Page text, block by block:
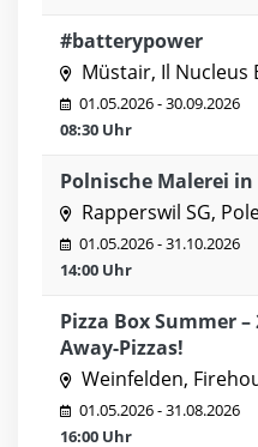
#batterypower
Müstair, Il Nucleus
01.05.2026 - 30.09.2026
08:30 Uhr
Polnische Malerei
Rapperswil SG,
01.05.2026 - 31.10.2026
14:00 Uhr
Pizza Box Summer
Away-Pizzas!
Weinfelden,
01.05.2026 - 31.08.2026
16:00 Uhr